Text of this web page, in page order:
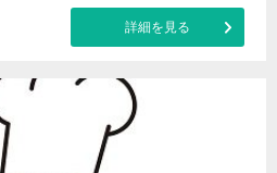
詳細を見る